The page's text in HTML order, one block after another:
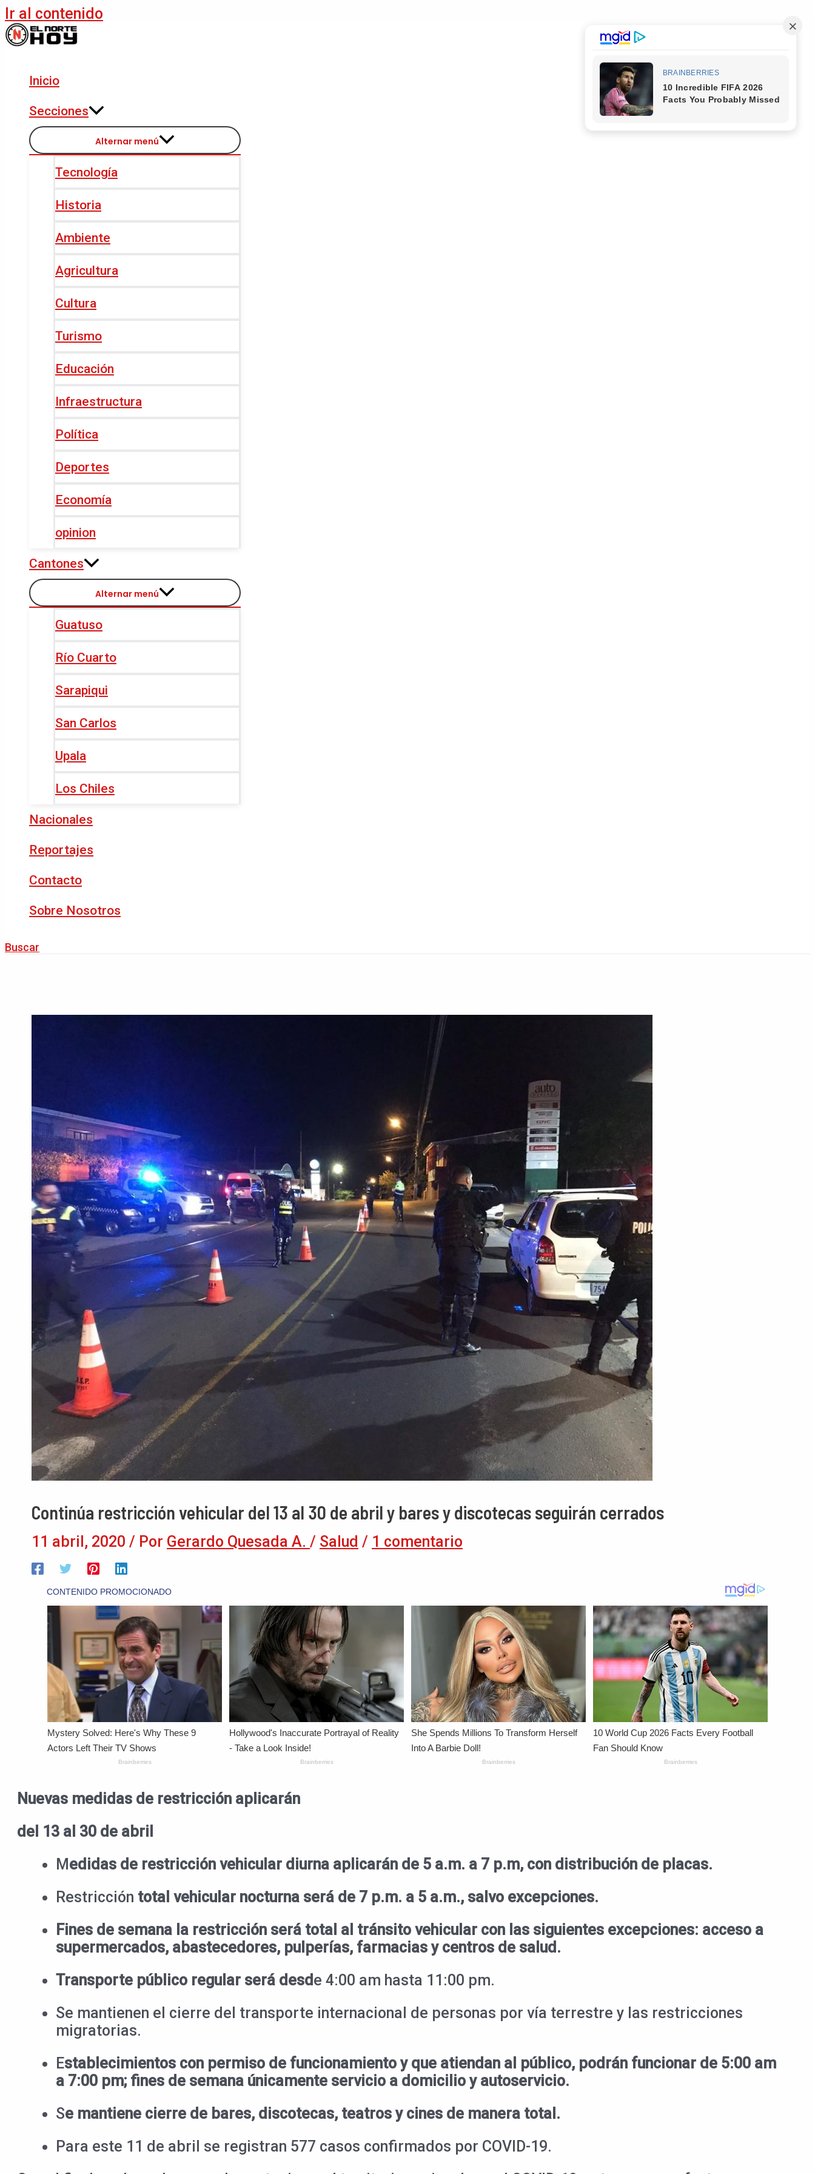
Ir al contenido
Inicio
Secciones
Alternar menú
Tecnología
Historia
Ambiente
Agricultura
Cultura
Turismo
Educación
Infraestructura
Política
Deportes
Economía
opinion
Cantones
Alternar menú
Guatuso
Río Cuarto
Sarapiqui
San Carlos
Upala
Los Chiles
Nacionales
Reportajes
Contacto
Sobre Nosotros
Buscar
Continúa restricción vehicular del 13 al 30 de abril y bares y discotecas seguirán cerrados
11 abril, 2020 / Por Gerardo Quesada A. / Salud / 1 comentario
Nuevas medidas de restricción aplicarán
del 13 al 30 de abril
M edidas de restricción vehicular diurna aplicarán de 5 a.m. a 7 p.m, con distribución de placas.
Restricción total vehicular nocturna será de 7 p.m. a 5 a.m., salvo excepciones.
Fines de semana la restricción será total al tránsito vehicular con las siguientes excepciones: acceso a
supermercados, abastecedores, pulperías, farmacias y centros de salud.
Transporte público regular será desde 4:00 am hasta 11:00 pm.
Se mantienen el cierre del transporte internacional de personas por vía terrestre y las restricciones
migratorias.
Establecimientos con permiso de funcionamiento y que atiendan al público, podrán funcionar de 5:00 am
a 7:00 pm; fines de semana únicamente servicio a domicilio y autoservicio.
Se mantiene cierre de bares, discotecas, teatros y cines de manera total.
Para este 11 de abril se registran 577 casos confirmados por COVID-19.